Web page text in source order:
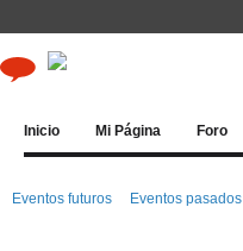
Inicio Mi Página Foro
Eventos futuros Eventos pasados